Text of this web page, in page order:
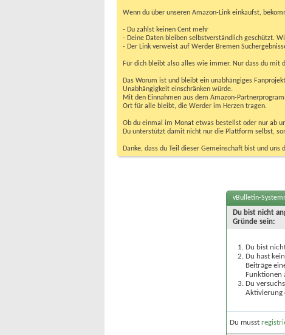
Wenn du über unseren Amazon-Link einkaufst,
- Du zahlst keinen Cent mehr
- Deine Daten bleiben selbstverständlich geschützt.
- Der Link verweist auf Werder Bremen
Für dich bleibt also alles wie immer. Nur dass du mit
Das Worum ist und bleibt ein unabhängiges
Unabhängigkeit einschränken würde.
Mit den Einnahmen aus dem Amazon-
Ort für alle bleibt, die Werder im Herzen tragen.
Ob du einmal im Monat etwas bestellst oder nur ab
Du unterstützt damit nicht nur die Plattform selbst,
Danke, dass du Teil dieser Gemeinschaft bist und
vBulletin-
Du bist nicht
Gründe sein:
Du bist
Du hast
Beiträge
Funktionen
Du
Aktivierung
Du musst